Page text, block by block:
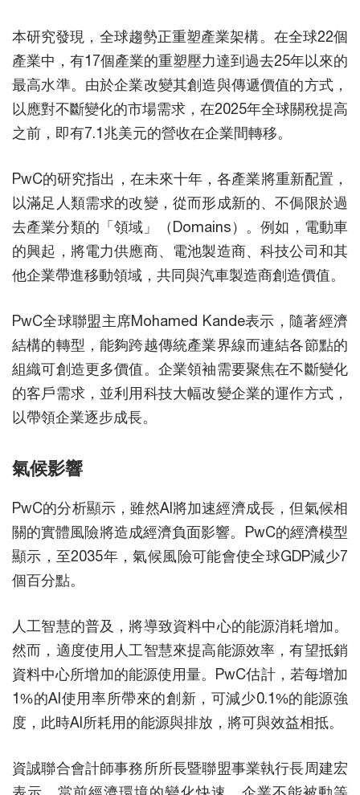
本研究發現，全球趨勢正重塑產業架構。在全球22個
產業中，有17個產業的重塑壓力達到過去25年以來的
最高水準。由於企業改變其創造與傳遞價值的方式，
以應對不斷變化的市場需求，在2025年全球關稅提高
之前，即有7.1兆美元的營收在企業間轉移。
PwC的研究指出，在未來十年，各產業將重新配置，
以滿足人類需求的改變，從而形成新的、不侷限於過
去產業分類的「領域」（Domains）。例如，電動車
的興起，將電力供應商、電池製造商、科技公司和其
他企業帶進移動領域，共同與汽車製造商創造價值。
PwC全球聯盟主席Mohamed Kande表示，隨著經濟
結構的轉型，能夠跨越傳統產業界線而連結各節點的
組織可創造更多價值。企業領袖需要聚焦在不斷變化
的客戶需求，並利用科技大幅改變企業的運作方式，
以帶領企業逐步成長。
氣候影響
PwC的分析顯示，雖然AI將加速經濟成長，但氣候相
關的實體風險將造成經濟負面影響。PwC的經濟模型
顯示，至2035年，氣候風險可能會使全球GDP減少7
個百分點。
人工智慧的普及，將導致資料中心的能源消耗增加。
然而，適度使用人工智慧來提高能源效率，有望抵銷
資料中心所增加的能源使用量。PwC估計，若每增加
1%的AI使用率所帶來的創新，可減少0.1%的能源強
度，此時AI所耗用的能源與排放，將可與效益相抵。
資誠聯合會計師事務所所長暨聯盟事業執行長周建宏